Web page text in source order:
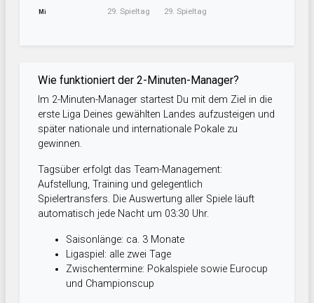
Mi 29. Spieltag
29. Spieltag
Wie funktioniert der 2-Minuten-Manager?
Im 2-Minuten-Manager startest Du mit dem Ziel in die
erste Liga Deines gewählten Landes aufzusteigen und
später nationale und internationale Pokale zu
gewinnen.
Tagsüber erfolgt das Team-Management:
Aufstellung, Training und gelegentlich
Spielertransfers. Die Auswertung aller Spiele läuft
automatisch jede Nacht um 03:30 Uhr.
Saisonlänge: ca. 3 Monate
Ligaspiel: alle zwei Tage
Zwischentermine: Pokalspiele sowie Eurocup
und Championscup